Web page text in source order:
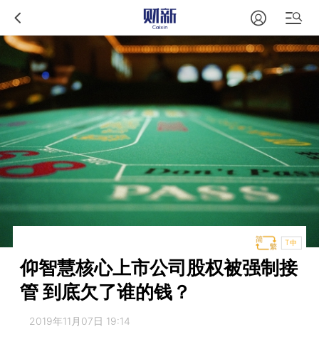
T中
仰智慧核心上市公司股权被强制接
管 到底欠了谁的钱？
2019年11月07日 19:14